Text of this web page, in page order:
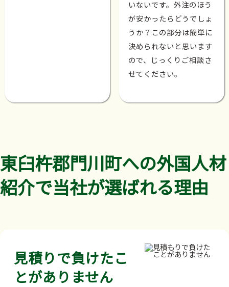
いないです。外注のほう
が安かったらどうでしょ
うか？この部分は簡単に
決められないと思います
ので、じっくりご相談さ
せてください。
東臼杵郡門川町への外国人材
紹介で当社が選ばれる理由
見積りで負けたこ
とがありません